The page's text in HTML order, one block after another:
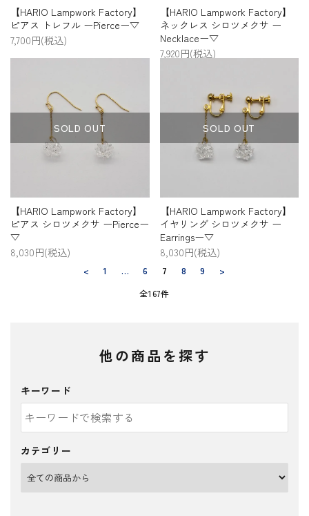
【HARIO Lampwork Factory】
ピアス トレフル ーPierceー▽
7,700円(税込)
【HARIO Lampwork Factory】
ネックレス シロツメクサ ー
Necklaceー▽
7,920円(税込)
SOLD OUT
【HARIO Lampwork Factory】
ピアス シロツメクサ ーPierceー
▽
8,030円(税込)
SOLD OUT
【HARIO Lampwork Factory】
イヤリング シロツメクサ ー
Earringsー▽
8,030円(税込)
< 1 … 6 7 8 9
>
全167件
他の商品を探す
キーワード
カテゴリー